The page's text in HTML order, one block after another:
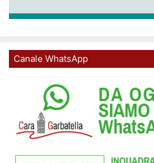
Canale WhatsApp